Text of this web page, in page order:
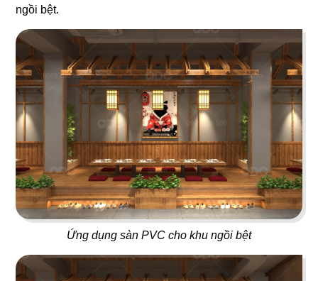
ngồi bệt.
Ứng dụng sàn PVC cho khu ngồi bệt
59
LỘ THIÊN QUÁN
Quán nhậu
60
STEAK HOUSE
Nhà hàng Âu
KANOUAN KATSU
Nhà hàng Mì Soba
62
VIETNAM HOUSE
Nhà hàng Việt